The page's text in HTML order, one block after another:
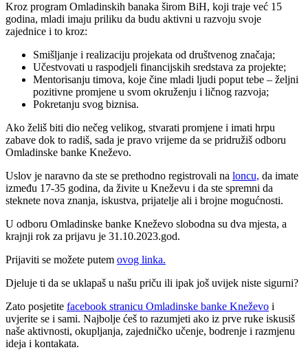
Kroz program Omladinskih banaka širom BiH, koji traje već 15
godina, mladi imaju priliku da budu aktivni u razvoju svoje
zajednice i to kroz:
Smišljanje i realizaciju projekata od društvenog značaja;
Učestvovati u raspodjeli financijskih sredstava za projekte;
Mentorisanju timova, koje čine mladi ljudi poput tebe – željni
pozitivne promjene u svom okruženju i ličnog razvoja;
Pokretanju svog biznisa.
Ako želiš biti dio nečeg velikog, stvarati promjene i imati hrpu
zabave dok to radiš, sada je pravo vrijeme da se pridružiš odboru
Omladinske banke Kneževo.
Uslov je naravno da ste se prethodno registrovali na loncu, da imate
između 17-35 godina, da živite u Kneževu i da ste spremni da
steknete nova znanja, iskustva, prijatelje ali i brojne mogućnosti.
U odboru Omladinske banke Kneževo slobodna su dva mjesta, a
krajnji rok za prijavu je 31.10.2023.god.
Prijaviti se možete putem ovog linka.
Djeluje ti da se uklapaš u našu priču ili ipak još uvijek niste sigurni?
Zato posjetite facebook stranicu Omladinske banke Kneževo i
uvjerite se i sami. Najbolje ćeš to razumjeti ako iz prve ruke iskusiš
naše aktivnosti, okupljanja, zajedničko učenje, bodrenje i razmjenu
ideja i kontakata.